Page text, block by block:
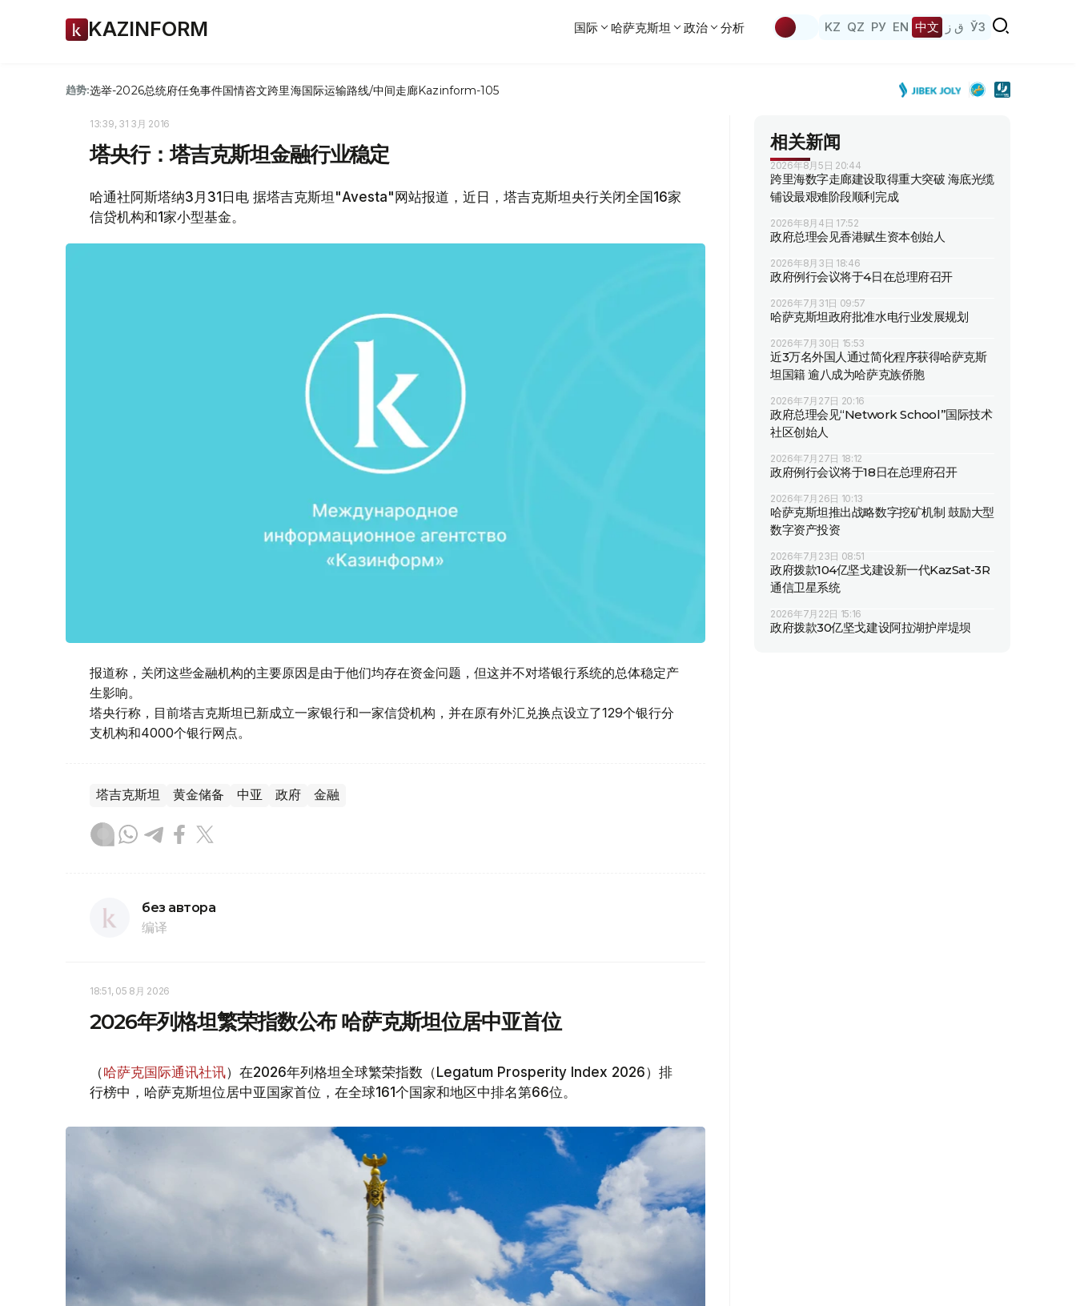
KAZINFORM 国际 哈萨克斯坦 政治 分析 KZ QZ РУ EN 中文 ق ز ЎЗ
趋势:选举-2026总统府任免事件国情咨文跨里海国际运输路线/中间走廊Kazinform-105
13:39, 31 3月 2016
塔央行：塔吉克斯坦金融行业稳定
哈通社阿斯塔纳3月31日电 据塔吉克斯坦"Avesta"网站报道，近日，塔吉克斯坦央行关闭全国16家
信贷机构和1家小型基金。
报道称，关闭这些金融机构的主要原因是由于他们均存在资金问题，但这并不对塔银行系统的总体稳定产
生影响。
塔央行称，目前塔吉克斯坦已新成立一家银行和一家信贷机构，并在原有外汇兑换点设立了129个银行分
支机构和4000个银行网点。
塔吉克斯坦 黄金储备 中亚 政府 金融
без автора
编译
18:51, 05 8月 2026
2026年列格坦繁荣指数公布 哈萨克斯坦位居中亚首位
（哈萨克国际通讯社讯）在2026年列格坦全球繁荣指数（Legatum Prosperity Index 2026）排
行榜中，哈萨克斯坦位居中亚国家首位，在全球161个国家和地区中排名第66位。
相关新闻
2026年8月5日 20:44
跨里海数字走廊建设取得重大突破 海底光缆
铺设最艰难阶段顺利完成
2026年8月4日 17:52
政府总理会见香港赋生资本创始人
2026年8月3日 18:46
政府例行会议将于4日在总理府召开
2026年7月31日 09:57
哈萨克斯坦政府批准水电行业发展规划
2026年7月30日 15:53
近3万名外国人通过简化程序获得哈萨克斯
坦国籍 逾八成为哈萨克族侨胞
2026年7月27日 20:16
政府总理会见“Network School”国际技术
社区创始人
2026年7月27日 18:12
政府例行会议将于18日在总理府召开
2026年7月26日 10:13
哈萨克斯坦推出战略数字挖矿机制 鼓励大型
数字资产投资
2026年7月23日 08:51
政府拨款104亿坚戈建设新一代KazSat-3R
通信卫星系统
2026年7月22日 15:16
政府拨款30亿坚戈建设阿拉湖护岸堤坝